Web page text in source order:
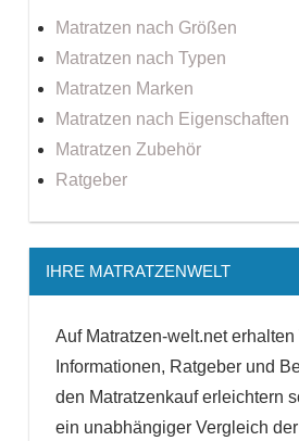
Matratzen nach Größen
Matratzen nach Typen
Matratzen Marken
Matratzen nach Eigenschaften
Matratzen Zubehör
Ratgeber
IHRE MATRATZENWELT
Auf Matratzen-welt.net
Informationen, Ratgeber und
den Matratzenkauf erleichtern
ein unabhängiger Vergleich